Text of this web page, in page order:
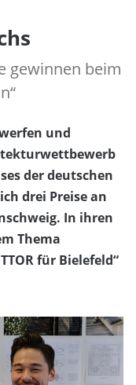
gewinnen beim
und
der deutschen
drei Preise an
In ihren
Thema
für Bielefeld“